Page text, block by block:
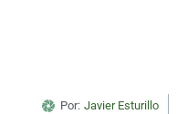
Por: Javier Esturillo